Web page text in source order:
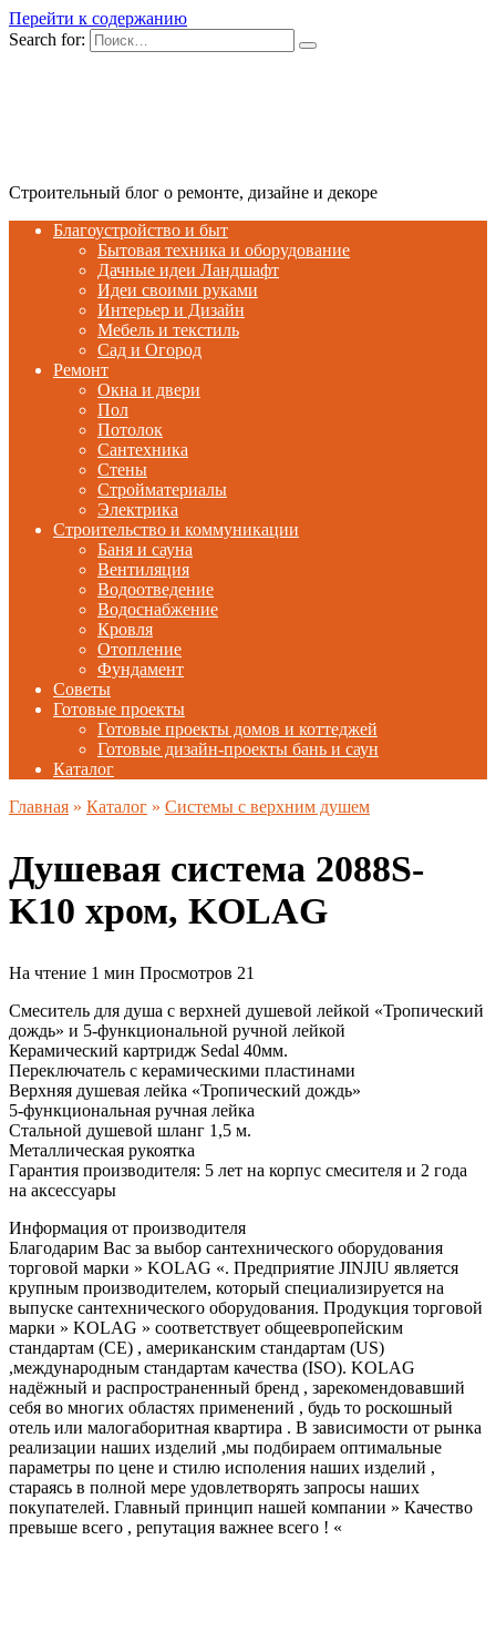
Перейти к содержанию
Search for:
Строительный блог о ремонте, дизайне и декоре
Благоустройство и быт
Бытовая техника и оборудование
Дачные идеи Ландшафт
Идеи своими руками
Интерьер и Дизайн
Мебель и текстиль
Сад и Огород
Ремонт
Окна и двери
Пол
Потолок
Сантехника
Стены
Стройматериалы
Электрика
Строительство и коммуникации
Баня и сауна
Вентиляция
Водоотведение
Водоснабжение
Кровля
Отопление
Фундамент
Советы
Готовые проекты
Готовые проекты домов и коттеджей
Готовые дизайн-проекты бань и саун
Каталог
Главная » Каталог » Системы с верхним душем
Душевая система 2088S-
K10 хром, KOLAG
На чтение 1 мин Просмотров 21
Смеситель для душа с верхней душевой лейкой «Тропический
дождь» и 5-функциональной ручной лейкой
Керамический картридж Sedal 40мм.
Переключатель с керамическими пластинами
Верхняя душевая лейка «Тропический дождь»
5-функциональная ручная лейка
Стальной душевой шланг 1,5 м.
Металлическая рукоятка
Гарантия производителя: 5 лет на корпус смесителя и 2 года
на аксессуары
Информация от производителя
Благодарим Вас за выбор сантехнического оборудования
торговой марки » KOLAG «. Предприятие JINJIU является
крупным производителем, который специализируется на
выпуске сантехнического оборудования. Продукция торговой
марки » KOLAG » соответствует общеевропейским
стандартам (СЕ) , американским стандартам (US)
,международным стандартам качества (ISO). KOLAG
надёжный и распространенный бренд , зарекомендовавший
себя во многих областях применений , будь то роскошный
отель или малогаборитная квартира . В зависимости от рынка
реализации наших изделий ,мы подбираем оптимальные
параметры по цене и стилю исполения наших изделий ,
стараясь в полной мере удовлетворять запросы наших
покупателей. Главный принцип нашей компании » Качество
превыше всего , репутация важнее всего ! «